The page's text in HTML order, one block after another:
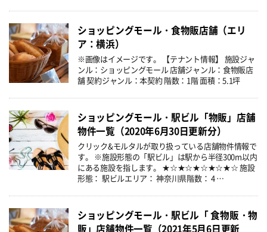
ショッピングモール・食物販店舗（エリ
ア：横浜）
※画像はイメージです。 【テナント情報】 施設ジャ
ンル：ショッピングモール 店舗ジャンル：食物販店
舗 契約ジャンル：本契約 階数：1階 面積：5.1坪
ショッピングモール・駅ビル「物販」店舗
物件一覧（2020年6月30日更新分）
クリック&モルタルが取り扱っている店舗物件情報で
す。 ※施設形態の「駅ビル」は駅から半径300m以内
にある施設を指します。 ★☆★☆★☆★☆★☆ 施設
形態： 駅ビルエリア： 神奈川県階数： 4 …
ショッピングモール・駅ビル「 食物販・物
販」店舗物件一覧（2021年5月6日更新